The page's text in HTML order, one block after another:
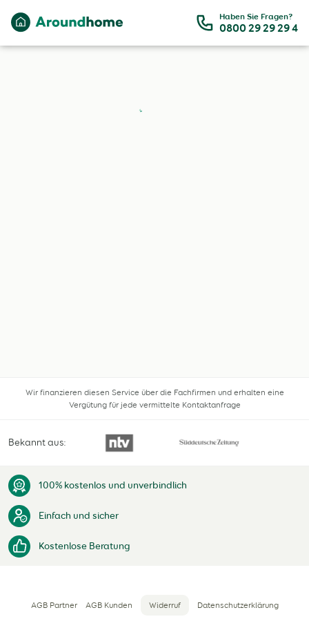
Zum Hauptinhalt Haben Sie Fragen?
0800 29 29 29 4
Wir finanzieren diesen Service über die Fachfirmen und erhalten eine
Vergütung für jede vermittelte Kontaktanfrage
Bekannt aus:
100% kostenlos und unverbindlich
Einfach und sicher
Kostenlose Beratung
AGB Partner AGB Kunden Widerruf Datenschutzerklärung